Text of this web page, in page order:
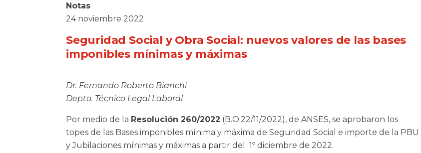
Notas
24 noviembre 2022
Seguridad Social y Obra Social: nuevos valores de las bases
imponibles mínimas y máximas
Dr. Fernando Roberto Bianchi
Depto. Técnico Legal Laboral
Por medio de la Resolución 260/2022 (B.O.22/11/2022), de ANSES, se aprobaron los
topes de las Bases imponibles mínima y máxima de Seguridad Social e importe de la PBU
y Jubilaciones mínimas y máximas a partir del 1º diciembre de 2022.